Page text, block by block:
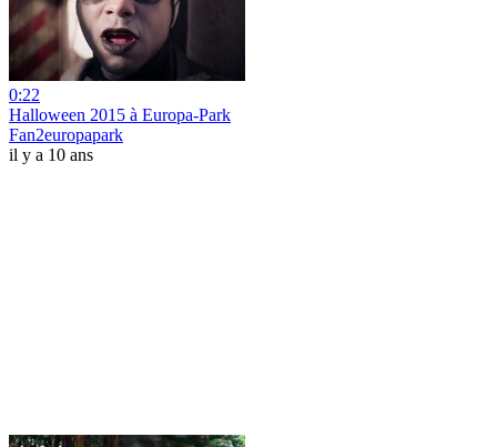
0:22
Halloween 2015 à Europa-Park
Fan2europapark
il y a 10 ans